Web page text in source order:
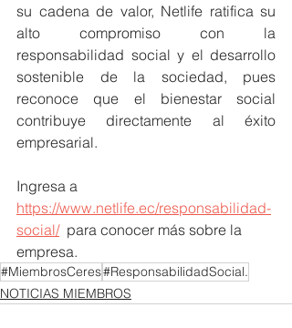
su cadena de valor, Netlife ratifica su
alto compromiso con la
responsabilidad social y el desarrollo
sostenible de la sociedad, pues
reconoce que el bienestar social
contribuye directamente al éxito
empresarial.
Ingresa a
https://www.netlife.ec/responsabilidad-
social/
  para conocer más sobre la
empresa.
#MiembrosCeres#ResponsabilidadSocial.
NOTICIAS MIEMBROS